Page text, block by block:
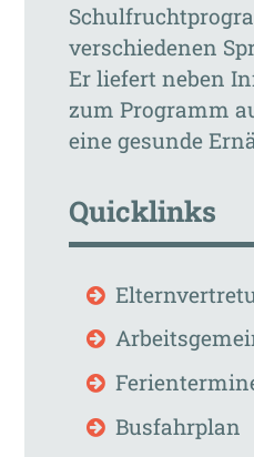
verschiedenen
Er liefert neben
zum Programm
eine gesunde
Quicklinks
Busfahrplan